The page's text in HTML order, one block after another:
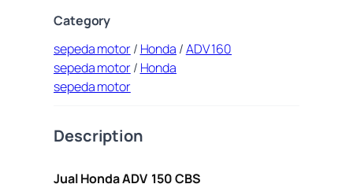
Category
sepeda motor/ Honda /ADV 160
sepeda motor/ Honda
sepeda motor
Description
Jual Honda ADV 150 CBS